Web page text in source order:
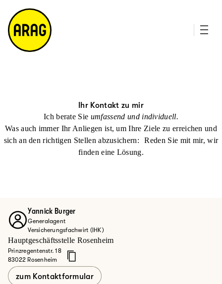
m
a
p
Ihr Kontakt zu mir
Ich berate Sie umfassend und individuell.
Was auch immer Ihr Anliegen ist, um Ihre Ziele zu erreichen und
sich an den richtigen Stellen abzusichern: Reden Sie mit mir, wir
finden eine Lösung.
Yannick Burger
Generalagent
Versicherungsfachwirt (IHK)
Hauptgeschäftsstelle Rosenheim
Prinzregentenstr. 18
83022 Rosenheim
zum Kontaktformular